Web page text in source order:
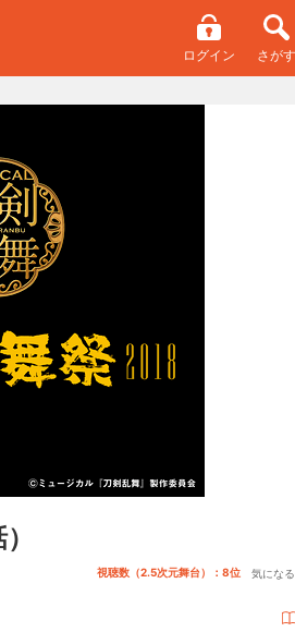
ログイン さがす
視聴数（2.5次元舞台）：8位 気にな